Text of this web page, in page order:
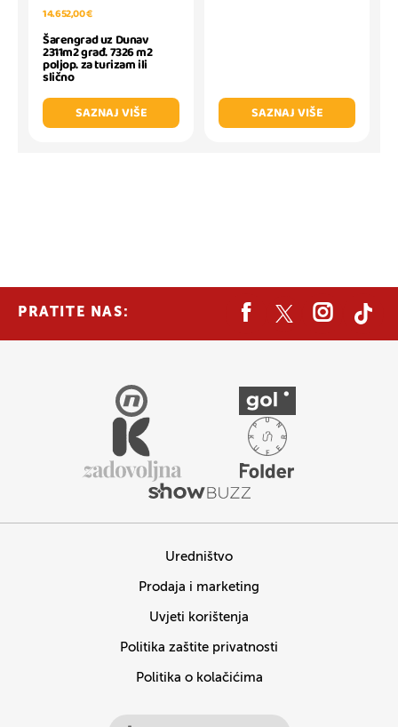
14.652,00 €
Šarengrad uz Dunav
2311m2 građ. 7326 m2
poljop. za turizam ili
slično
SAZNAJ VIŠE
SAZNAJ VIŠE
PRATITE NAS:
Uredništvo
Prodaja i marketing
Uvjeti korištenja
Politika zaštite privatnosti
Politika o kolačićima